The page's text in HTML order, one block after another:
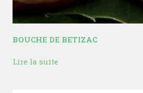
BOUCHE DE BETIZAC
Lire la suite